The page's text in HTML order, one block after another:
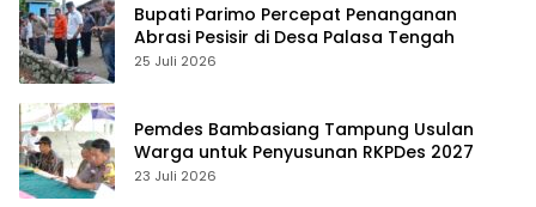
Bupati Parimo Percepat Penanganan
Abrasi Pesisir di Desa Palasa Tengah
25 Juli 2026
Pemdes Bambasiang Tampung Usulan
Warga untuk Penyusunan RKPDes 2027
23 Juli 2026